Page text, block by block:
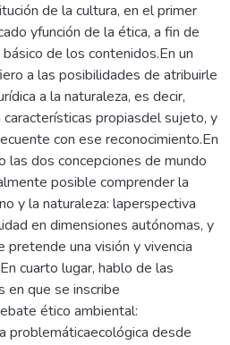
de la cultura, en el primer
yfunción de la ética, a fin de
de los contenidos.En un
a las posibilidades de atribuirle
a la naturaleza, es decir,
propiasdel sujeto, y
con ese reconocimiento.En
las dos concepciones de mundo
posible comprender la
y la naturaleza: laperspectiva
en dimensiones autónomas, y
pretende una visión y vivencia
cuarto lugar, hablo de las
en que se inscribe
ético ambiental:
problemáticaecológica desde